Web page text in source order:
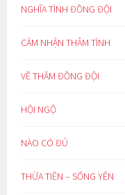
NGHĨA TÌNH ĐỒNG ĐỘI
CẢM NHẬN THÂM TÌNH
VỀ THĂM ĐỒNG ĐỘI
HỘI NGỘ
NÀO CÓ ĐỦ
THỪA TIỀN – SỐNG YÊN